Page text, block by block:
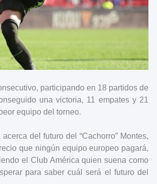
participando en 18 partidos de
una victoria, 11 empates y 21
equipo del torneo.
del futuro del “Cachorro” Montes,
que ningún equipo europeo pagará,
el Club América quien suena como
para saber cuál será el futuro del